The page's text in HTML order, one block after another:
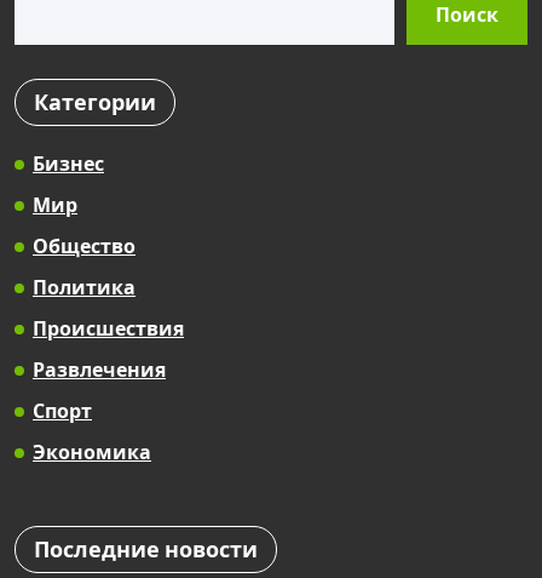
Поиск
Категории
Бизнес
Мир
Общество
Политика
Происшествия
Развлечения
Спорт
Экономика
Последние новости